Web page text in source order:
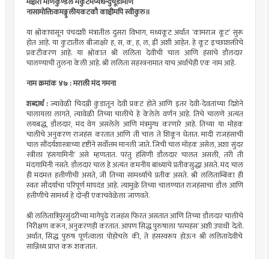
नासामोक्तिकमङ्गुलीयकटकौ काञ्चीमपि स्वीकुरु॥
या श्लोकापासून पंचदशी मंत्रातील दुसरा विभाग, मध्यकूट अर्थात ‘कामराज कूट’ सुरू
होत आहे. या कुटातील बीजाक्षरे ह, स, क, ह, ल, ह्रीं अशी आहेत. हे कूट इच्छाशक्तीचे
प्रकटीकरण आहे. या श्लोकात श्री ललिता देवीची चाल आणि हंसांचे डौलदार
चालण्याची तुलना केली आहे. श्री ललिता सहस्त्रनामात याच अर्थाचेही एक नाम आहे.
नाम क्रमांक ४७ : मराली मंद गमना
शब्दार्थ :ज्यावेळी चिदग्नी कुंडातून देवी प्रकट होते आणि इतर देवी-देवतांच्या दिशेने
चालायला लागते, त्यावेळी तिच्या चालीचे हे केलेले वर्णन आहे. तिचे चालणे अत्यंत
लयबद्ध, डौलदार, मंद वेग असलेले आणि मंत्रमुग्ध करणारे आहे. तिच्या या मोहक
चालीचे अनुकरण राजहंस करतात आणि ती चाल ते शिकून घेतात. मादी राजहंसाची
चाल सौंदर्यशास्त्राच्या दृष्टीने सर्वोत्तम मानली जाते. जिची चाल मोहक असेल, अशा सुंदर
स्त्रीला ‘हंसगामिनी’ असे म्हणतात. परंतु हंसिणी डौलदार चालत असली, तरी ती
मंदगामिनी नसते. डौलदार चाल हे अत्यंत कमनीय बांध्याचे प्रतीकसुद्धा असते. मंद चाल
ही मदमत्त हत्तीणीची असते, जी तिच्या सामर्थ्याचे प्रतीक असते. श्री ललिताम्बिका ही
स्वतः सौंदर्याचा परिपूर्ण मापदंड आहे. त्यामुळे तिच्या चालण्यात राजहंसाचा डौल आणि
हत्तीणीचे सामर्थ्य हे दोन्ही एकाचवेळेला जाणवते.
श्री ललितात्रिपुरसुंदरीच्या मागेपुढे राजहंस फिरत असतात आणि तिच्या डौलदार चालीचे
निरीक्षण करून, अनुकरणही करतात. आपण सिद्ध पुरुषाला ‘परमहंस’ अशी उपाधी देतो.
अर्थात, सिद्ध पुरुष पूर्णत्वाला पोहोचले की, ते हंसस्वरूप होऊन श्री ललितादेवीचे
सान्निध्य प्राप्त करू शकतात.